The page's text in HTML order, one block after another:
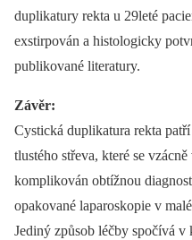
duplikatury rekta u 29leté
exstirpován a histologicky
publikované literatury.
Závěr:
Cystická duplikatura rekta
tlustého střeva, které se
komplikován obtížnou
opakované laparoskopie v
Jediný způsob léčby spočívá